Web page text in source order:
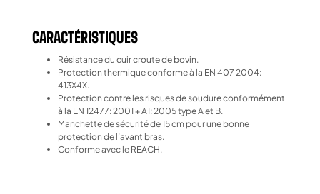
CARACTÉRISTIQUES
Résistance du cuir croute de bovin.
Protection thermique conforme à la EN 407 2004:
413X4X.
Protection contre les risques de soudure conformément
à la EN 12477: 2001 + A1: 2005 type A et B.
Manchette de sécurité de 15 cm pour une bonne
protection de l’avant bras.
Conforme avec le REACH.